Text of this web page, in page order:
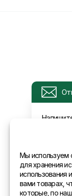
Вам в
Мы используем
для хранения
использования
вами товарах,
которые, по